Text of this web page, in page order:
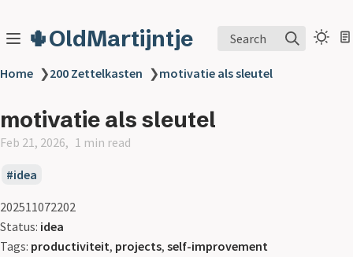
🌵OldMartijntje Search
Home ❯200 Zettelkasten ❯motivatie als sleutel
motivatie als sleutel
Feb 21, 2026 1 min read
idea
202511072202
Status: idea
Tags: productiviteit, projects, self-improvement